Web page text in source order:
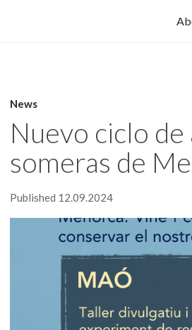
News
Nuevo ciclo
someras de
Published 12.09.2024